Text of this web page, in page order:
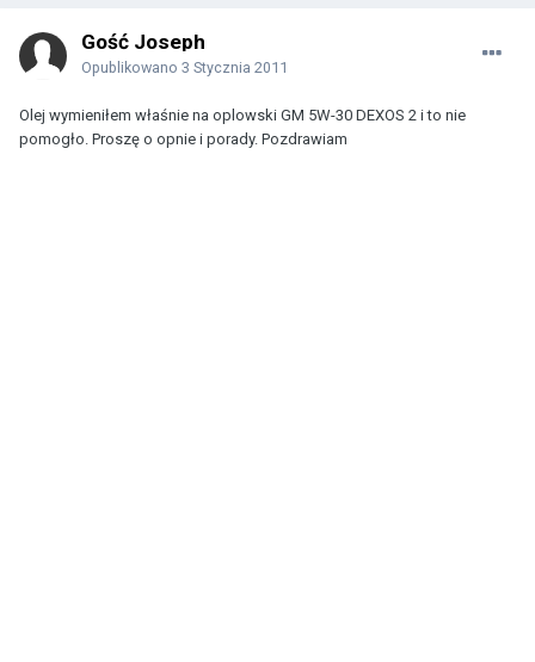
Gość Joseph
Opublikowano 3 Stycznia 2011
Olej wymieniłem właśnie na oplowski GM 5W-30 DEXOS 2 i to nie
pomogło. Proszę o opnie i porady. Pozdrawiam